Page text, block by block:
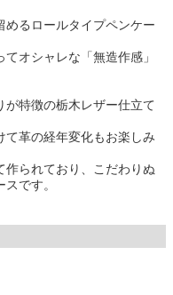
めるロールタイプペンケー
オシャレな「無造作感」
が特徴の栃木レザー仕立て
て革の経年変化もお楽しみ
作られており、こだわりぬ
です。